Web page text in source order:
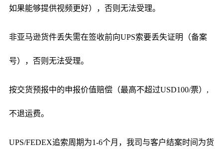
如果能够提供视频更好），否则无法受理。
非亚马逊货件丢失需在签收前向UPS索要丢失证明（备案
号），否则无法受理。
按交货预报中的申报价值赔偿（最高不超过USD100/票）,
不退运费。
UPS/FEDEX追索周期为1-6个月，我司与客户结案时间为货